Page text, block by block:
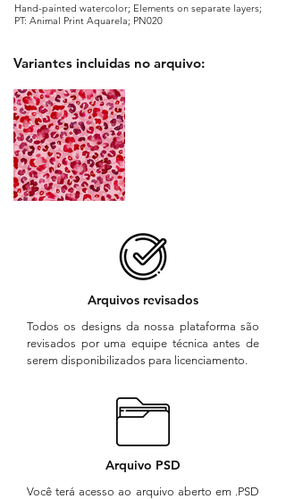
Hand-painted watercolor; Elements on separate layers;
PT: Animal Print Aquarela; PN020
Variantes incluidas no arquivo:
Arquivos revisados
Todos os designs da nossa plataforma são
revisados por uma equipe técnica antes de
serem disponibilizados para licenciamento.
Arquivo PSD
Você terá acesso ao arquivo aberto em .PSD